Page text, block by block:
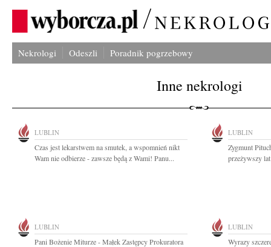
Nekrologi Odeszli Poradnik pogrzebowy
Inne nekrologi
LUBLIN
Czas jest lekarstwem na smutek, a wspomnień nikt
Wam nie odbierze - zawsze będą z Wami! Panu...
LUBLIN
Zygmunt
przeżywszy
LUBLIN
Pani Bożenie Miturze - Małek Zastępcy Prokuratora
LUBLIN
Wyrazy